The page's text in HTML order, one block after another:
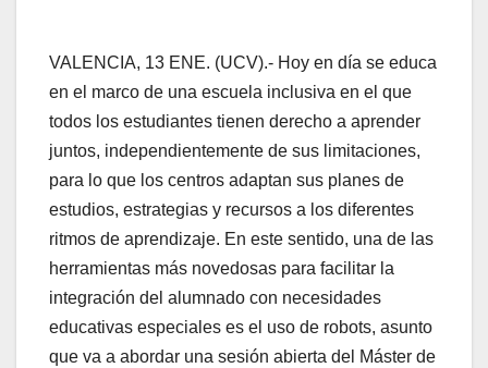
VALENCIA, 13 ENE. (UCV).- Hoy en día se educa
en el marco de una escuela inclusiva en el que
todos los estudiantes tienen derecho a aprender
juntos, independientemente de sus limitaciones,
para lo que los centros adaptan sus planes de
estudios, estrategias y recursos a los diferentes
ritmos de aprendizaje. En este sentido, una de las
herramientas más novedosas para facilitar la
integración del alumnado con necesidades
educativas especiales es el uso de robots, asunto
que va a abordar una sesión abierta del Máster de